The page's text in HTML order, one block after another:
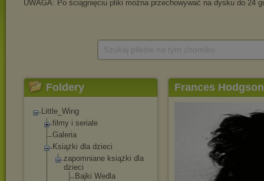
Foldery
Little_Wing
filmy i seriale
Galeria
Książki dla dzieci
zapomniane książki dla
dzieci
Bajki Wedla
Frances